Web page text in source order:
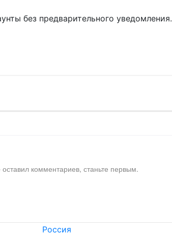
без предварительного уведомления.
комментариев, станьте первым.
Россия